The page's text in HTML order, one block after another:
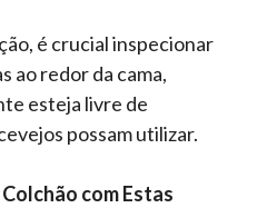
é crucial inspecionar
ao redor da cama,
esteja livre de
possam utilizar.
com Estas